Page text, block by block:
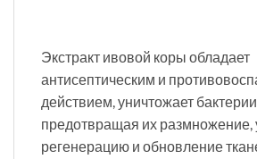
Экстракт ивовой коры обладает
антисептическим и
действием, уничтожает
предотвращая их размножение,
регенерацию и обновление